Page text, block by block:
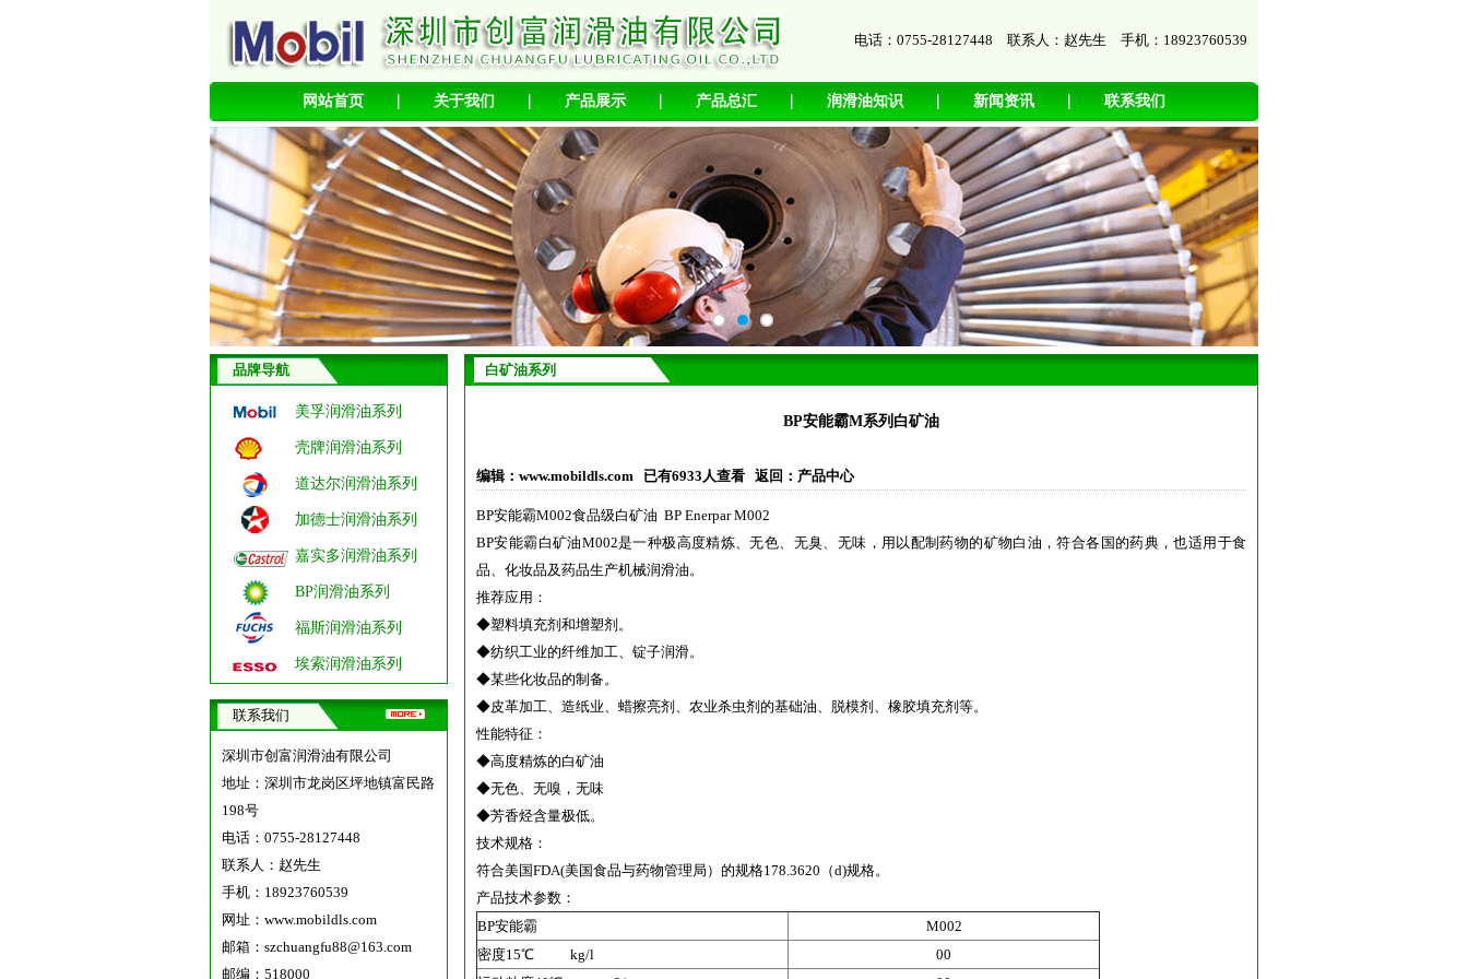
电话：0755-28127448 联系人：赵先生 手机：18923760539
网站首页 | 关于我们 | 产品展示 | 产品总汇 | 润滑油知识 | 新闻资讯 | 联系我们
品牌导航
美孚润滑油系列
壳牌润滑油系列
道达尔润滑油系列
加德士润滑油系列
嘉实多润滑油系列
BP润滑油系列
福斯润滑油系列
埃索润滑油系列
联系我们
深圳市创富润滑油有限公司
地址：深圳市龙岗区坪地镇富民路
198号
电话：0755-28127448
联系人：赵先生
手机：18923760539
网址： www.mobildls.com
邮箱：szchuangfu88@163.com
邮编：518000
白矿油系列
BP安能霸M系列白矿油
编辑： www.mobildls.com 已有6933人查看 返回： 产品中心
BP安能霸M002食品级白矿油 BP Enerpar M002
BP安能霸白矿油M002是一种极高度精炼、无色、无臭、无味，用以配制药物的矿物白油，符合各国的药典，也适用于食
品、化妆品及药品生产机械润滑油。
推荐应用：
◆塑料填充剂和增塑剂。
◆纺织工业的纤维加工、锭子润滑。
◆某些化妆品的制备。
◆皮革加工、造纸业、蜡擦亮剂、农业杀虫剂的基础油、脱模剂、橡胶填充剂等。
性能特征：
◆高度精炼的白矿油
◆无色、无嗅，无味
◆芳香烃含量极低。
技术规格：
符合美国FDA(美国食品与药物管理局）的规格178.3620（d)规格。
产品技术参数：
BP安能霸
M002
密度15℃ kg/l
00